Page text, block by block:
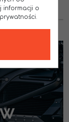
informacji o